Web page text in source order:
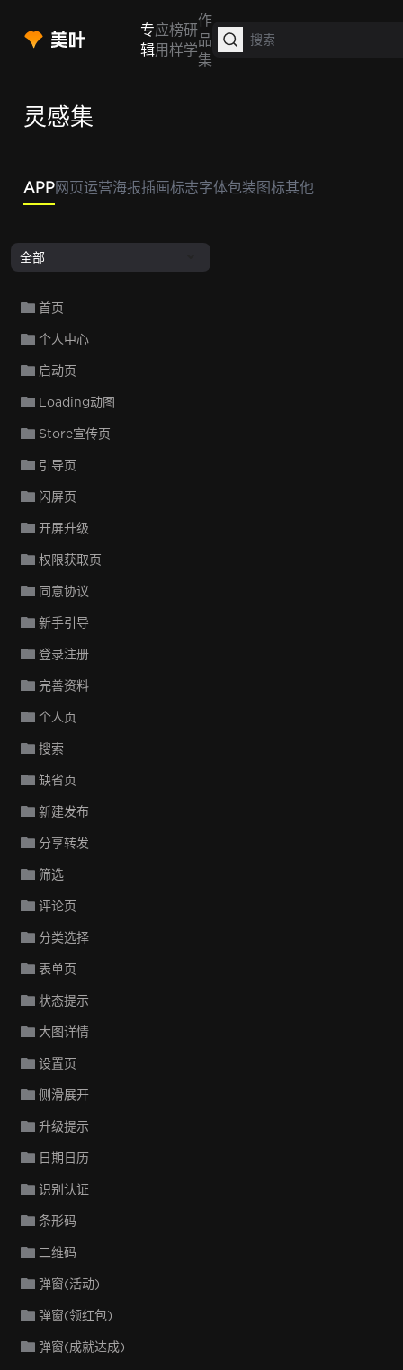
专
辑
应
用
榜
样
研
学
作
品
集
灵感集
APP网页运营海报插画标志字体包装图标其他
全部
首页
个人中心
启动页
Loading动图
Store宣传页
引导页
闪屏页
开屏升级
权限获取页
同意协议
新手引导
登录注册
完善资料
个人页
搜索
缺省页
新建发布
分享转发
筛选
评论页
分类选择
表单页
状态提示
大图详情
设置页
侧滑展开
升级提示
日期日历
识别认证
条形码
二维码
弹窗(活动)
弹窗(领红包)
弹窗(成就达成)